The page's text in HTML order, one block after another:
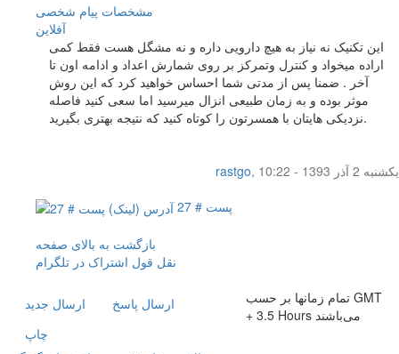
مشخصات پیام شخصی
آفلاين
این تکنیک نه نیاز به هیچ دارویی داره و نه مشگل هست فقط کمی
اراده میخواد و کنترل وتمرکز بر روی شمارش اعداد و ادامه اون تا
آخر . ضمنا پس از مدتی شما احساس خواهید کرد که این روش
موثر بوده و به زمان طبیعی انزال میرسید اما سعی کنید فاصله
نزدیکی هایتان با همسرتون را کوتاه کنید که نتیجه بهتری بگیرید.
rastgo,
یکشنبه 2 آذر 1393 - 10:22
پست # 27
بازگشت به بالای صفحه
نقل قول اشتراک در تلگرام
ارسال جديد
ارسال پاسخ
چاپ
تمام زمانها بر حسب GMT
+ 3.5 Hours می‌باشند